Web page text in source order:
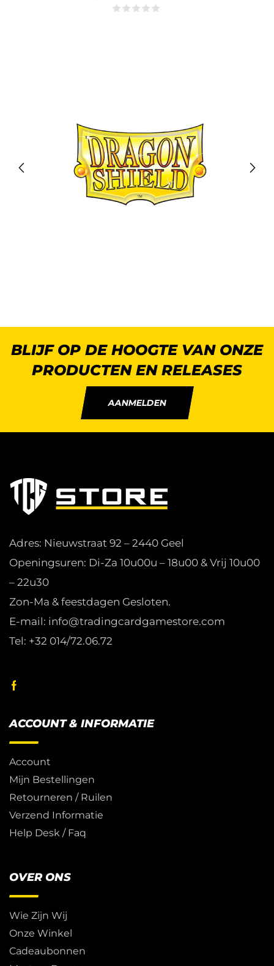
BLIJF OP DE HOOGTE VAN ONZE
PRODUCTEN EN RELEASES
AANMELDEN
Adres: Nieuwstraat 92 – 2440 Geel
Openingsuren: Di-Za 10u00u – 18u00 & Vrij 10u00
– 22u30
Zon-Ma & feestdagen Gesloten.
E-mail: info@tradingcardgamestore.com
Tel: +32 014/72.06.72
ACCOUNT & INFORMATIE
Account
Mijn Bestellingen
Retourneren / Ruilen
Verzend Informatie
Help Desk / Faq
OVER ONS
Wie Zijn Wij
Onze Winkel
Cadeaubonnen